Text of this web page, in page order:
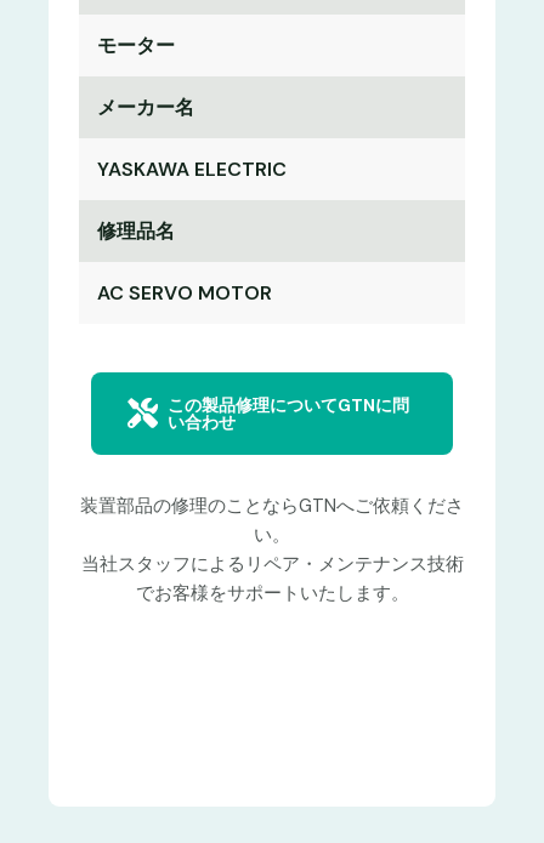
モーター
メーカー名
YASKAWA ELECTRIC
修理品名
AC SERVO MOTOR
この製品修理についてGTNに問
い合わせ
装置部品の修理のことならGTNへご依頼くださ
い。
当社スタッフによるリペア・メンテナンス技術
でお客様をサポートいたします。